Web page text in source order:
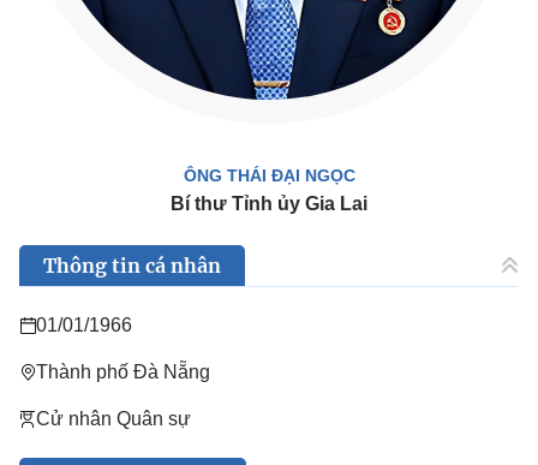
ÔNG THÁI ĐẠI NGỌC
Bí thư Tỉnh ủy Gia Lai
Thông tin cá nhân
01/01/1966
Thành phố Đà Nẵng
Cử nhân Quân sự